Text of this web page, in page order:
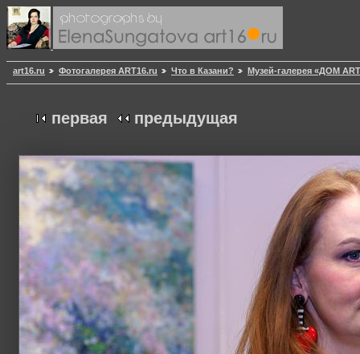
art16.ru Фотогалерея ART16.ru Что в Казани? Музей-галерея «ДОМ
первая предыдущая